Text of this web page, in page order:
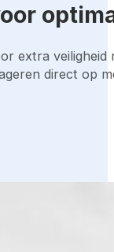
extra veiligheid
direct op